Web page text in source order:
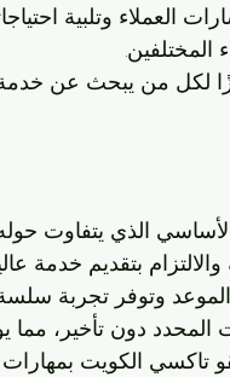
العملاء وتلبية
لكل من يبحث عن
الأساسي الذي يتفاوت
بتقديم خدمة
وتوفر تجربة
دون تأخير، مما
تاكسي الكويت